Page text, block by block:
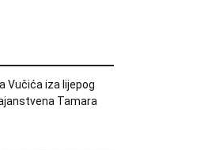
Vučića iza lijepog
Tamara